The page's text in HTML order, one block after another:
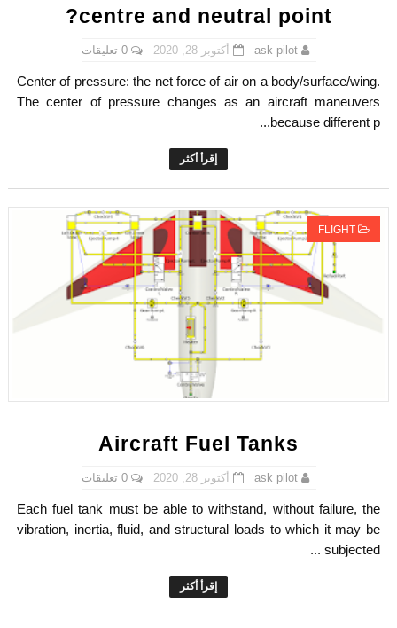
centre and neutral point?
ask pilot أكتوبر 28, 2020 0 تعليقات
Center of pressure: the net force of air on a body/surface/wing.
The center of pressure changes as an aircraft maneuvers
because different p...
إقرأ أكثر
FLIGHT
Aircraft Fuel Tanks
ask pilot أكتوبر 28, 2020 0 تعليقات
Each fuel tank must be able to withstand, without failure, the
vibration, inertia, fluid, and structural loads to which it may be
subjected ...
إقرأ أكثر